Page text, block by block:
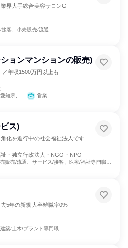
界大手総合美容サロンG
接客、小売販売/流通
ョンマンションの販売)
年収1500万円以上も
、福岡県 営業
ス)
化を進行中の社会福祉法人です
・独立行政法人・NGO・NPO
売/流通、サービス/接客、医療/福祉専門職、農林水産鉱業職種
5年の新規大卒離職率0%
建築/土木/プラント専門職